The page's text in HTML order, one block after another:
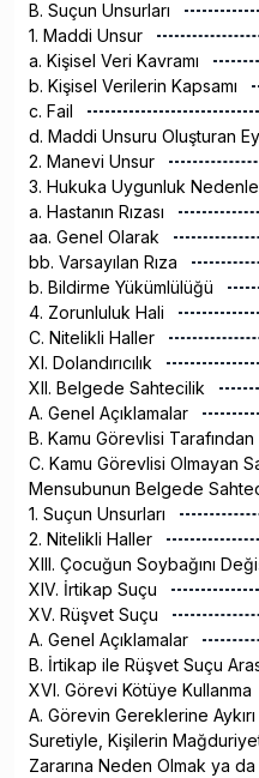
B. Suçun Unsurları
1. Maddi Unsur
a. Kişisel Veri Kavramı
b. Kişisel Verilerin Kapsamı
c. Fail
d. Maddi Unsuru Oluşturan
2. Manevi Unsur
3. Hukuka Uygunluk
a. Hastanın Rızası
aa. Genel Olarak
bb. Varsayılan Rıza
b. Bildirme Yükümlülüğü
4. Zorunluluk Hali
C. Nitelikli Haller
XI. Dolandırıcılık
XII. Belgede Sahtecilik
A. Genel Açıklamalar
B. Kamu Görevlisi
C. Kamu Görevlisi Olmayan
Mensubunun Belgede
1. Suçun Unsurları
2. Nitelikli Haller
XIII. Çocuğun Soybağını
XIV. İrtikap Suçu
XV. Rüşvet Suçu
A. Genel Açıklamalar
B. İrtikap ile Rüşvet Suçu
XVI. Görevi Kötüye Kullanma
A. Görevin Gereklerine
Suretiyle, Kişilerin
Zararına Neden Olmak ya